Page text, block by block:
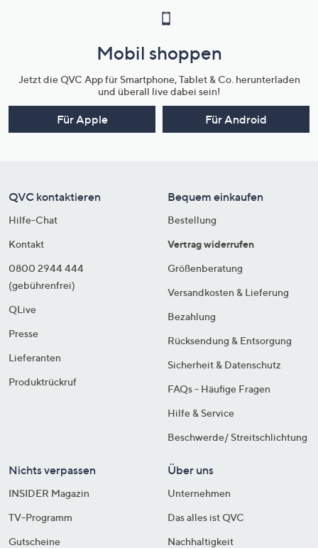
Mobil shoppen
Jetzt die QVC App für Smartphone, Tablet & Co. herunterladen
und überall live dabei sein!
Für Apple Für Android
QVC kontaktieren
Hilfe-Chat
Kontakt
0800 2944 444
(gebührenfrei)
QLive
Presse
Lieferanten
Produktrückruf
Bequem einkaufen
Bestellung
Vertrag widerrufen
Größenberatung
Versandkosten & Lieferung
Bezahlung
Rücksendung & Entsorgung
Sicherheit & Datenschutz
FAQs - Häufige Fragen
Hilfe & Service
Beschwerde/ Streitschlichtung
Nichts verpassen
INSIDER Magazin
TV-Programm
Gutscheine
Über uns
Unternehmen
Das alles ist QVC
Nachhaltigkeit